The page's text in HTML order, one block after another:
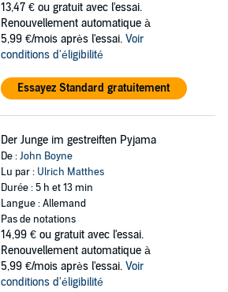
13,47 € ou gratuit avec l'essai.
Renouvellement automatique à
5,99 €/mois après l'essai. Voir
conditions d'éligibilité
Essayez Standard gratuitement
Der Junge im gestreiften Pyjama
De :John Boyne
Lu par : Ulrich Matthes
Durée : 5 h et 13 min
Langue : Allemand
Pas de notations
14,99 € ou gratuit avec l'essai.
Renouvellement automatique à
5,99 €/mois après l'essai. Voir
conditions d'éligibilité